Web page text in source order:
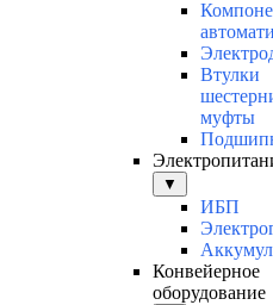
Втулки
муфты
▼
ИБП
Конвейерное
оборудование